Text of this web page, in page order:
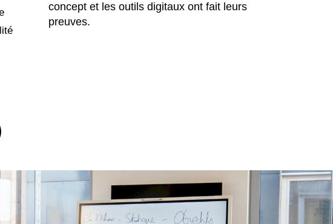
concept et les outils digitaux ont fait leurs
preuves.